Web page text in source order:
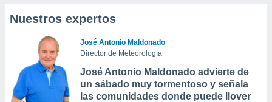
Nuestros expertos
José Antonio Maldonado
Director de Meteorología
José Antonio Maldonado advierte de
un sábado muy tormentoso y señala
las comunidades donde puede llover